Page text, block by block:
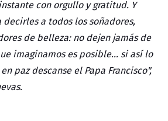
con orgullo y gratitud. Y
a todos los soñadores,
de belleza: no dejen jamás de
imaginamos es posible… si así lo
paz descanse el Papa Francisco",